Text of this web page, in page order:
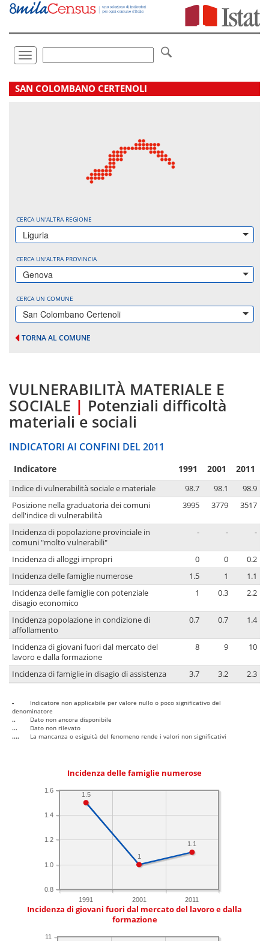
Vai
direttamente
Toggle
navigation
.
SAN COLOMBANO CERTENOLI
CERCA UN'ALTRA REGIONE
Liguria
CERCA UN'ALTRA PROVINCIA
Genova
CERCA UN COMUNE
San Colombano Certenoli
TORNA AL COMUNE
VULNERABILITÀ MATERIALE E
SOCIALE | Potenziali difficoltà
materiali e sociali
INDICATORI AI CONFINI DEL 2011
Indicatore 1991 2001 2011
Indice di vulnerabilità sociale e materiale 98.7 98.1
98.9
Posizione nella graduatoria dei comuni
dell'indice di vulnerabilità
3995 3779 3517
Incidenza di popolazione provinciale in
comuni "molto vulnerabili"
- - -
Incidenza di alloggi impropri 0 0
0.2
Incidenza delle famiglie numerose
1.5 1
1.1
Incidenza delle famiglie con potenziale
disagio economico
1 0.3 2.2
Incidenza popolazione in condizione di
affollamento
0.7 0.7 1.4
Incidenza di giovani fuori dal mercato del
lavoro e dalla formazione
8 9 10
Incidenza di famiglie in disagio di assistenza 3.7 3.2 2.3
-
Indicatore non applicabile per valore nullo o poco significativo del
denominatore
..
Dato non ancora disponibile
...
Dato non rilevato
....
La mancanza o esiguità del fenomeno rende i valori non significativi
Incidenza delle famiglie numerose
1991 2001 2011
0.8
1.0
1.2
1.4
1.6
1.1
1
1.5
Incidenza di giovani fuori dal mercato del lavoro e dalla
formazione
11